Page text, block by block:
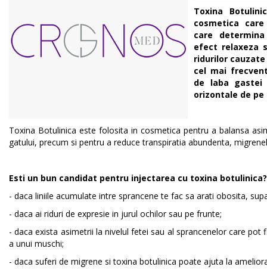
Toxina
cosmetica
care
efect relaxeza
ridurilor
cel mai
de laba gastei
orizontale de
Toxina Botulinica este folosita in cosmetica pentru a balansa
gatului, precum si pentru a reduce transpiratia abundenta,
Esti un bun candidat pentru injectarea cu toxina botulinica?
- daca liniile acumulate intre sprancene te fac sa arati obosita,
- daca ai riduri de expresie in jurul ochilor sau pe frunte;
- daca exista asimetrii la nivelul fetei sau al sprancenelor care
a unui muschi;
- daca suferi de migrene si toxina botulinica poate ajuta la